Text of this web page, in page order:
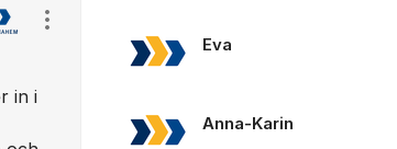
in i
Visa/dölj inställningar för inlägg/kommentar
Eva
Anna-Karin